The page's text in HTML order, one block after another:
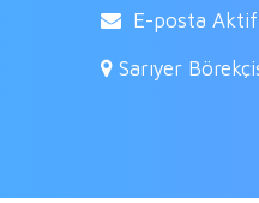
E-posta
Sarıyer